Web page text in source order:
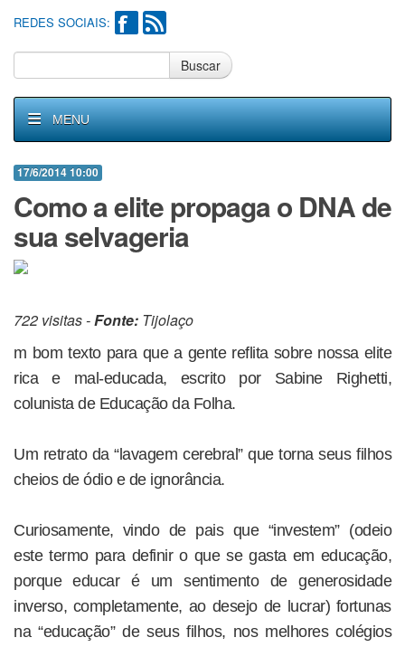
REDES SOCIAIS:
Buscar
MENU
17/6/2014 10:00
Como a elite propaga o DNA de
sua selvageria
722 visitas -Fonte: Tijolaço
m bom texto para que a gente reflita sobre nossa elite
rica e mal-educada, escrito por Sabine Righetti,
colunista de Educação da Folha.
Um retrato da “lavagem cerebral” que torna seus filhos
cheios de ódio e de ignorância.
Curiosamente, vindo de pais que “investem” (odeio
este termo para definir o que se gasta em educação,
porque educar é um sentimento de generosidade
inverso, completamente, ao desejo de lucrar) fortunas
na “educação” de seus filhos, nos melhores colégios